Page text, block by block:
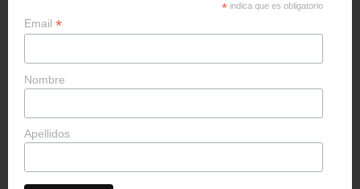
* indica que es obligatorio
Email *
Nombre
Apellidos